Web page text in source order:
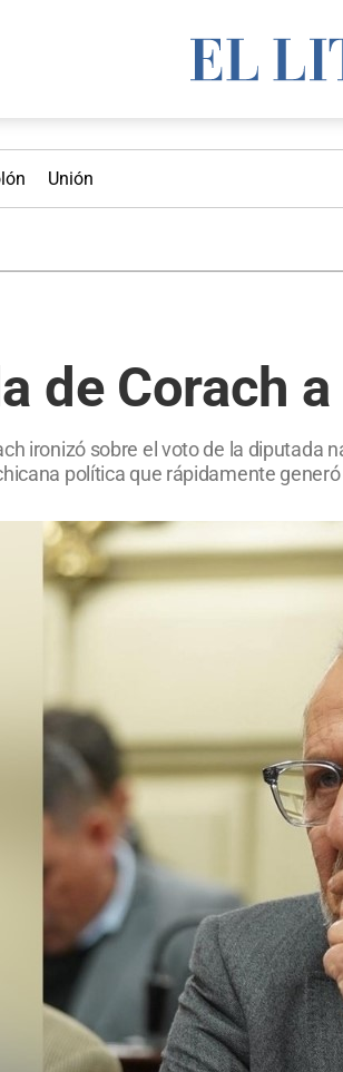
Unión
de Corach
ironizó sobre el voto de la diputada
política que rápidamente